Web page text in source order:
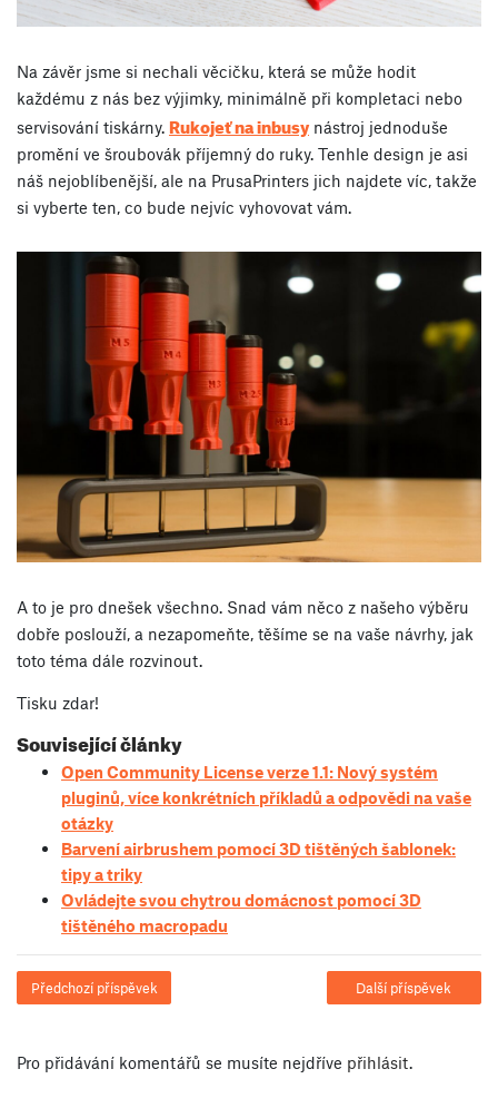
Na závěr jsme si nechali věcičku, která se může hodit
každému z nás bez výjimky, minimálně při kompletaci nebo
servisování tiskárny. Rukojeť na inbusynástroj jednoduše
promění ve šroubovák příjemný do ruky. Tenhle design je asi
náš nejoblíbenější, ale na PrusaPrinters jich najdete víc, takže
si vyberte ten, co bude nejvíc vyhovovat vám.
A to je pro dnešek všechno. Snad vám něco z našeho výběru
dobře poslouží, a nezapomeňte, těšíme se na vaše návrhy, jak
toto téma dále rozvinout.
Tisku zdar!
Související články
Open Community License verze 1.1: Nový systém
pluginů, více konkrétních příkladů a odpovědi na vaše
otázky
Barvení airbrushem pomocí 3D tištěných šablonek:
tipy a triky
Ovládejte svou chytrou domácnost pomocí 3D
tištěného macropadu
Předchozí příspěvek Další příspěvek
Pro přidávání komentářů se musíte nejdříve přihlásit.